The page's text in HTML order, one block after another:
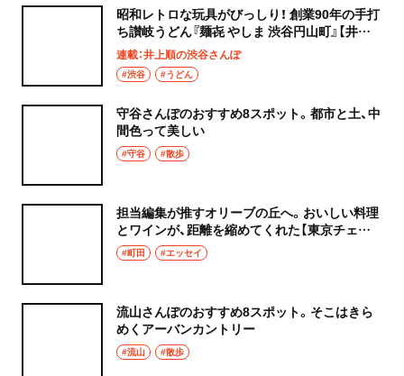
昭和レトロな玩具がびっしり！ 創業90年の手打
ち讃岐うどん『麺㐂 やしま 渋谷円山町』【井上
順の渋谷さんぽ】
連載：井上順の渋谷さんぽ
#渋谷 #うどん
守谷さんぽのおすすめ8スポット。都市と土、中
間色って美しい
#守谷 #散歩
担当編集が推すオリーブの丘へ。おいしい料理
とワインが、距離を縮めてくれた【東京チェン
飯diary】
#町田 #エッセイ
流山さんぽのおすすめ8スポット。そこはきら
めくアーバンカントリー
#流山 #散歩